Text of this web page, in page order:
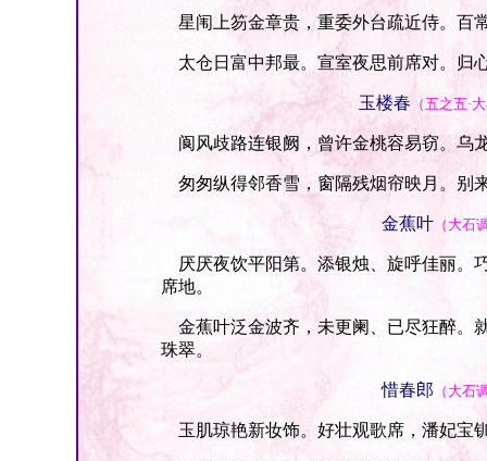
星闱上笏金章贵，重委外台疏近侍。百
太仓日富中邦最。宣室夜思前席对。归
玉楼春 （五之五·
阆风歧路连银阙，曾许金桃容易窃。乌
匆匆纵得邻香雪，窗隔残烟帘映月。别
金蕉叶 （大石
厌厌夜饮平阳第。添银烛、旋呼佳丽。
席地。
金蕉叶泛金波齐，未更阑、已尽狂醉。
珠翠。
惜春郎 （大石
玉肌琼艳新妆饰。好壮观歌席，潘妃宝